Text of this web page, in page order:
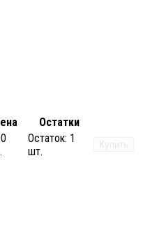
Остатки
Остаток: 1
шт.
Купить